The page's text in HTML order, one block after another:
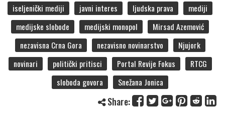
iseljenički mediji
javni interes ljudska prava
mediji
medijske slobode
medijski monopol
Mirsad Azemović
nezavisna Crna Gora
nezavisno novinarstvo
Njujork
novinari
politički pritisci Portal Revije Fokus
RTCG
sloboda govora
Snežana Jonica
Share: